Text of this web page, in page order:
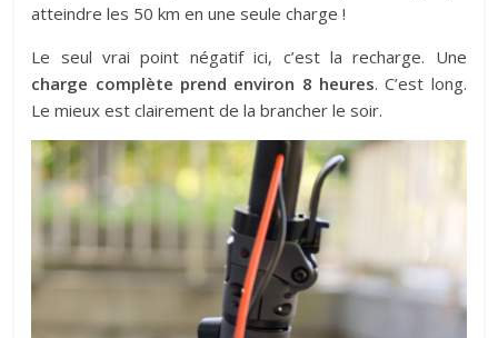
atteindre les 50 km en une seule charge !
Le seul vrai point négatif ici, c’est la recharge. Une
charge complète prend environ 8 heures. C’est long.
Le mieux est clairement de la brancher le soir.